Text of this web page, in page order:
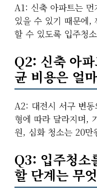
A1: 신축 아파트는
있을 수 있기 때문에,
할 수 있도록 입주청
Q2: 신축 아
균 비용은 얼
A2: 대전시 서구 변
형에 따라 달라지며,
원, 심화 청소는 20만
Q3: 입주청소
할 단계는 무